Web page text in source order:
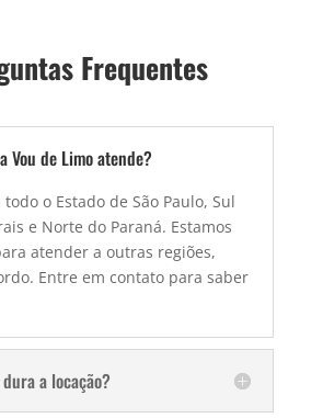
Frequentes
Vou de Limo atende?
o Estado de São Paulo, Sul
e Norte do Paraná. Estamos
atender a outras regiões,
Entre em contato para saber
a locação?